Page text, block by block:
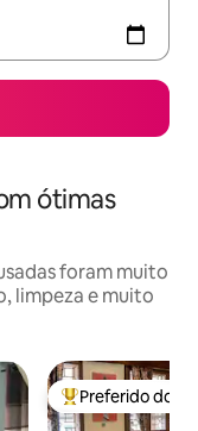
ótimas
foram muito
limpeza e muito
Entre os
Preferido dos